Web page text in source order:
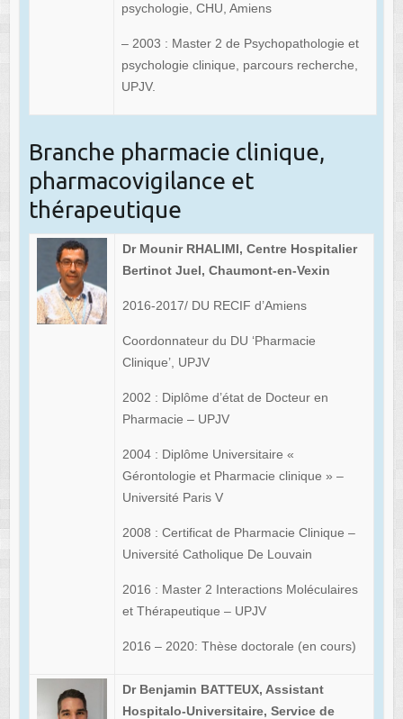
psychologie, CHU, Amiens
– 2003 : Master 2 de Psychopathologie et
psychologie clinique, parcours recherche,
UPJV.
Branche pharmacie clinique,
pharmacovigilance et
thérapeutique
Dr Mounir RHALIMI, Centre Hospitalier
Bertinot Juel, Chaumont-en-Vexin
2016-2017/ DU RECIF d’Amiens
Coordonnateur du DU ‘Pharmacie
Clinique’, UPJV
2002 : Diplôme d’état de Docteur en
Pharmacie – UPJV
2004 : Diplôme Universitaire «
Gérontologie et Pharmacie clinique » –
Université Paris V
2008 : Certificat de Pharmacie Clinique –
Université Catholique De Louvain
2016 : Master 2 Interactions Moléculaires
et Thérapeutique – UPJV
2016 – 2020: Thèse doctorale (en cours)
Dr Benjamin BATTEUX, Assistant
Hospitalo-Universitaire, Service de